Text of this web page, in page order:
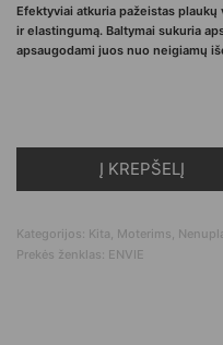
Efektyviai atkuria pažeistas
ir elastingumą. Baltymai sukuria
apsaugodami juos nuo neigiamų
Į KREPŠELĮ
Kategorijos: Kita, Moterims,
Prekės ženklas: ENVIE